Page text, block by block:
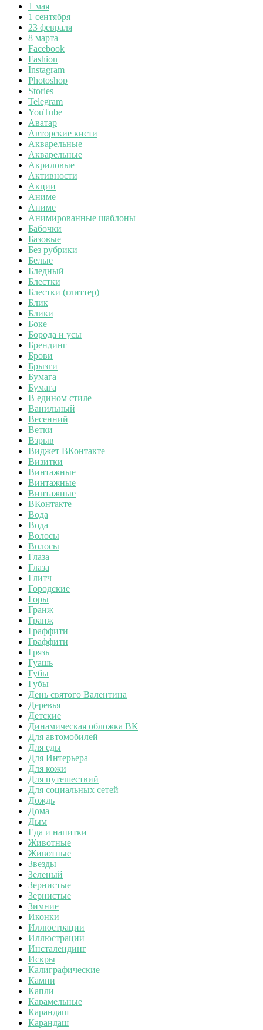
1 мая
1 сентября
23 февраля
8 марта
Facebook
Fashion
Instagram
Photoshop
Stories
Telegram
YouTube
Аватар
Авторские кисти
Акварельные
Акварельные
Акриловые
Активности
Акции
Аниме
Аниме
Анимированные шаблоны
Бабочки
Базовые
Без рубрики
Белые
Бледный
Блестки
Блестки (глиттер)
Блик
Блики
Боке
Борода и усы
Брендинг
Брови
Брызги
Бумага
Бумага
В едином стиле
Ванильный
Весенний
Ветки
Взрыв
Виджет ВКонтакте
Визитки
Винтажные
Винтажные
Винтажные
ВКонтакте
Вода
Вода
Волосы
Волосы
Глаза
Глаза
Глитч
Городские
Горы
Гранж
Гранж
Граффити
Граффити
Грязь
Гуашь
Губы
Губы
День святого Валентина
Деревья
Детские
Динамическая обложка ВК
Для автомобилей
Для еды
Для Интерьера
Для кожи
Для путешествий
Для социальных сетей
Дождь
Дома
Дым
Еда и напитки
Животные
Животные
Звезды
Зеленый
Зернистые
Зернистые
Зимние
Иконки
Иллюстрации
Иллюстрации
Инсталендинг
Искры
Калиграфические
Камни
Капли
Карамельные
Карандаш
Карандаш